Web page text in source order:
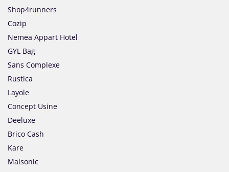
Shop4runners
Cozip
Nemea Appart Hotel
GYL Bag
Sans Complexe
Rustica
Layole
Concept Usine
Deeluxe
Brico Cash
Kare
Maisonic